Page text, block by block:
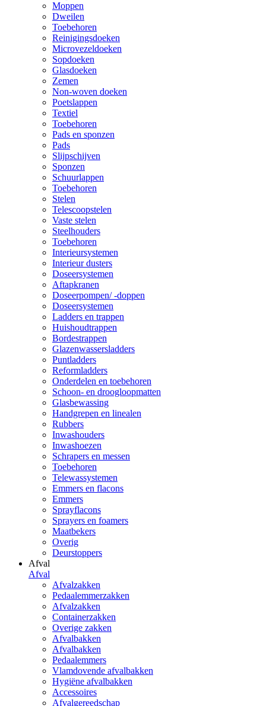
Moppen
Dweilen
Toebehoren
Reinigingsdoeken
Microvezeldoeken
Sopdoeken
Glasdoeken
Zemen
Non-woven doeken
Poetslappen
Textiel
Toebehoren
Pads en sponzen
Pads
Slijpschijven
Sponzen
Schuurlappen
Toebehoren
Stelen
Telescoopstelen
Vaste stelen
Steelhouders
Toebehoren
Interieursystemen
Interieur dusters
Doseersystemen
Aftapkranen
Doseerpompen/ -doppen
Doseersystemen
Ladders en trappen
Huishoudtrappen
Bordestrappen
Glazenwassersladders
Puntladders
Reformladders
Onderdelen en toebehoren
Schoon- en droogloopmatten
Glasbewassing
Handgrepen en linealen
Rubbers
Inwashouders
Inwashoezen
Schrapers en messen
Toebehoren
Telewassystemen
Emmers en flacons
Emmers
Sprayflacons
Sprayers en foamers
Maatbekers
Overig
Deurstoppers
Afval
Afval
Afvalzakken
Pedaalemmerzakken
Afvalzakken
Containerzakken
Overige zakken
Afvalbakken
Afvalbakken
Pedaalemmers
Vlamdovende afvalbakken
Hygiëne afvalbakken
Accessoires
Afvalgereedschap